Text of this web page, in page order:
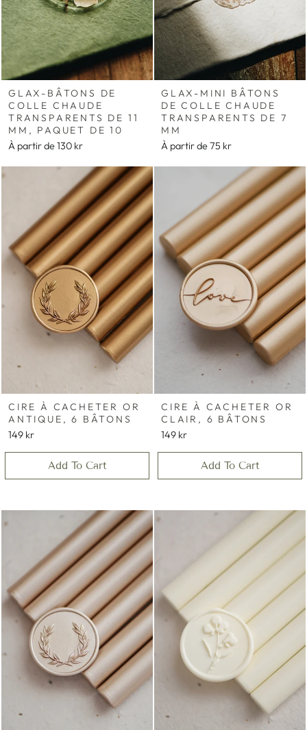
GLAX-BÂTONS DE
COLLE CHAUDE
TRANSPARENTS DE 11
MM, PAQUET DE 10
À partir de130 kr
GLAX-MINI BÂTONS
DE COLLE CHAUDE
TRANSPARENTS DE 7
MM
À partir de75 kr
CIRE À CACHETER OR
ANTIQUE, 6 BÂTONS
149 kr
Add To Cart
CIRE À CACHETER OR
CLAIR, 6 BÂTONS
149 kr
Add To Cart